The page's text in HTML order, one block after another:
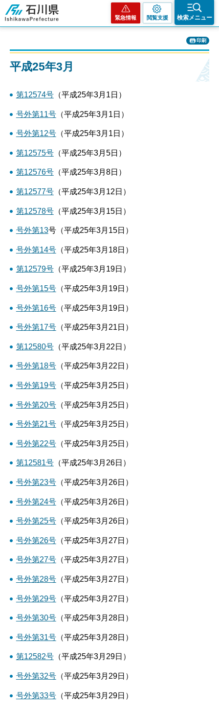
石川県
緊急情報 閲覧支援 検索メニュー
印刷
平成25年3月
第12574号（平成25年3月1日）
号外第11号（平成25年3月1日）
号外第12号（平成25年3月1日）
第12575号（平成25年3月5日）
第12576号（平成25年3月8日）
第12577号（平成25年3月12日）
第12578号（平成25年3月15日）
号外第13号（平成25年3月15日）
号外第14号（平成25年3月18日）
第12579号（平成25年3月19日）
号外第15号（平成25年3月19日）
号外第16号（平成25年3月19日）
号外第17号（平成25年3月21日）
第12580号（平成25年3月22日）
号外第18号（平成25年3月22日）
号外第19号（平成25年3月25日）
号外第20号（平成25年3月25日）
号外第21号（平成25年3月25日）
号外第22号（平成25年3月25日）
第12581号（平成25年3月26日）
号外第23号（平成25年3月26日）
号外第24号（平成25年3月26日）
号外第25号（平成25年3月26日）
号外第26号（平成25年3月27日）
号外第27号（平成25年3月27日）
号外第28号（平成25年3月27日）
号外第29号（平成25年3月27日）
号外第30号（平成25年3月28日）
号外第31号（平成25年3月28日）
第12582号（平成25年3月29日）
号外第32号（平成25年3月29日）
号外第33号（平成25年3月29日）